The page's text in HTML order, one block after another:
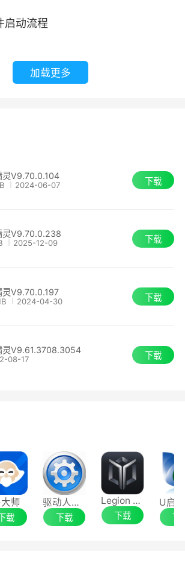
软件管理和垃圾清理项目，软件
新版软件的特性，垃圾清理让电脑
给你的电脑做一次深度体检吧!
还你清静
己的使用习惯，所以不是每个
由你掌控
家模式合二为一，管理驱动更直
软件不满意，可以恢复旧版，更有
选。
给你所需
尽有，及时更新。
动流程
加载更多
灵V9.70.0.104
2024-06-07 下载
灵V9.70.0.238
2025-12-09 下载
灵V9.70.0.197
2024-04-30 下载
灵V9.61.3708.3054
08-17 下载
师
载
驱动人生正式版
下载
Legion Zone
下载 下